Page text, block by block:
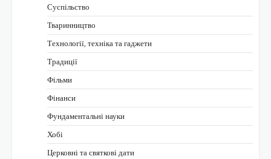
Суспільство
Тваринництво
Технології, техніка та гаджети
Традиції
Фільми
Фінанси
Фундаментальні науки
Хобі
Церковні та святкові дати